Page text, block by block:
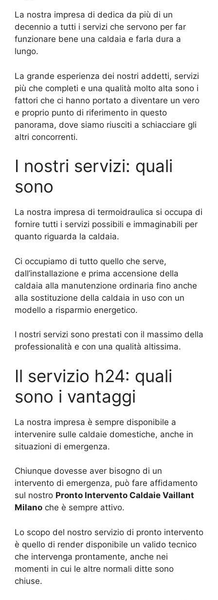
La nostra impresa di dedica da più di un
decennio a tutti i servizi che servono per far
funzionare bene una caldaia e farla dura a
lungo.
La grande esperienza dei nostri addetti, servizi
più che completi e una qualità molto alta sono i
fattori che ci hanno portato a diventare un vero
e proprio punto di riferimento in questo
panorama, dove siamo riusciti a schiacciare gli
altri concorrenti.
I nostri servizi: quali
sono
La nostra impresa di termoidraulica si occupa di
fornire tutti i servizi possibili e immaginabili per
quanto riguarda la caldaia.
Ci occupiamo di tutto quello che serve,
dall’installazione e prima accensione della
caldaia alla manutenzione ordinaria fino anche
alla sostituzione della caldaia in uso con un
modello a risparmio energetico.
I nostri servizi sono prestati con il massimo della
professionalità e con una qualità altissima.
Il servizio h24: quali
sono i vantaggi
La nostra impresa è sempre disponibile a
intervenire sulle caldaie domestiche, anche in
situazioni di emergenza.
Chiunque dovesse aver bisogno di un
intervento di emergenza, può fare affidamento
sul nostro Pronto Intervento Caldaie Vaillant
Milano che è sempre attivo.
Lo scopo del nostro servizio di pronto intervento
è quello di render disponibile un valido tecnico
che intervenga prontamente, anche nei
momenti in cui le altre normali ditte sono
chiuse.